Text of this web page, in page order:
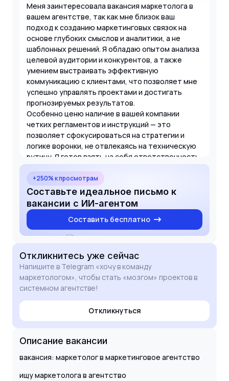
Меня заинтересовала вакансия маркетолога в
вашем агентстве, так как мне близок ваш
подход к созданию маркетинговых связок на
основе глубоких смыслов и аналитики, а не
шаблонных решений. Я обладаю опытом анализа
целевой аудитории и конкурентов, а также
умением выстраивать эффективную
коммуникацию с клиентами, что позволяет мне
успешно управлять проектами и достигать
прогнозируемых результатов.
Особенно ценю наличие в вашей компании
четких регламентов и инструкций — это
позволяет сфокусироваться на стратегии и
логике воронки, не отвлекаясь на техническую
рутину. Я готов взять на себя ответственность
за формирование офферов и контроль
показателей лидогенерации, работая в рамках
вашей выстроенной системы. Буду рад
обсудить, как мой опыт поможет вашим
клиентам получать стабильный поток заявок.
+250% к просмотрам
Составьте идеальное письмо к
вакансии с ИИ-агентом
Составить бесплатно
Откликнитесь уже сейчас
Напишите в Telegram «хочу в команду
маркетологом», чтобы стать «мозгом» проектов в
системном агентстве!
Откликнуться
Описание вакансии
вакансия: маркетолог в маркетинговое агентство
ищу маркетолога в агентство